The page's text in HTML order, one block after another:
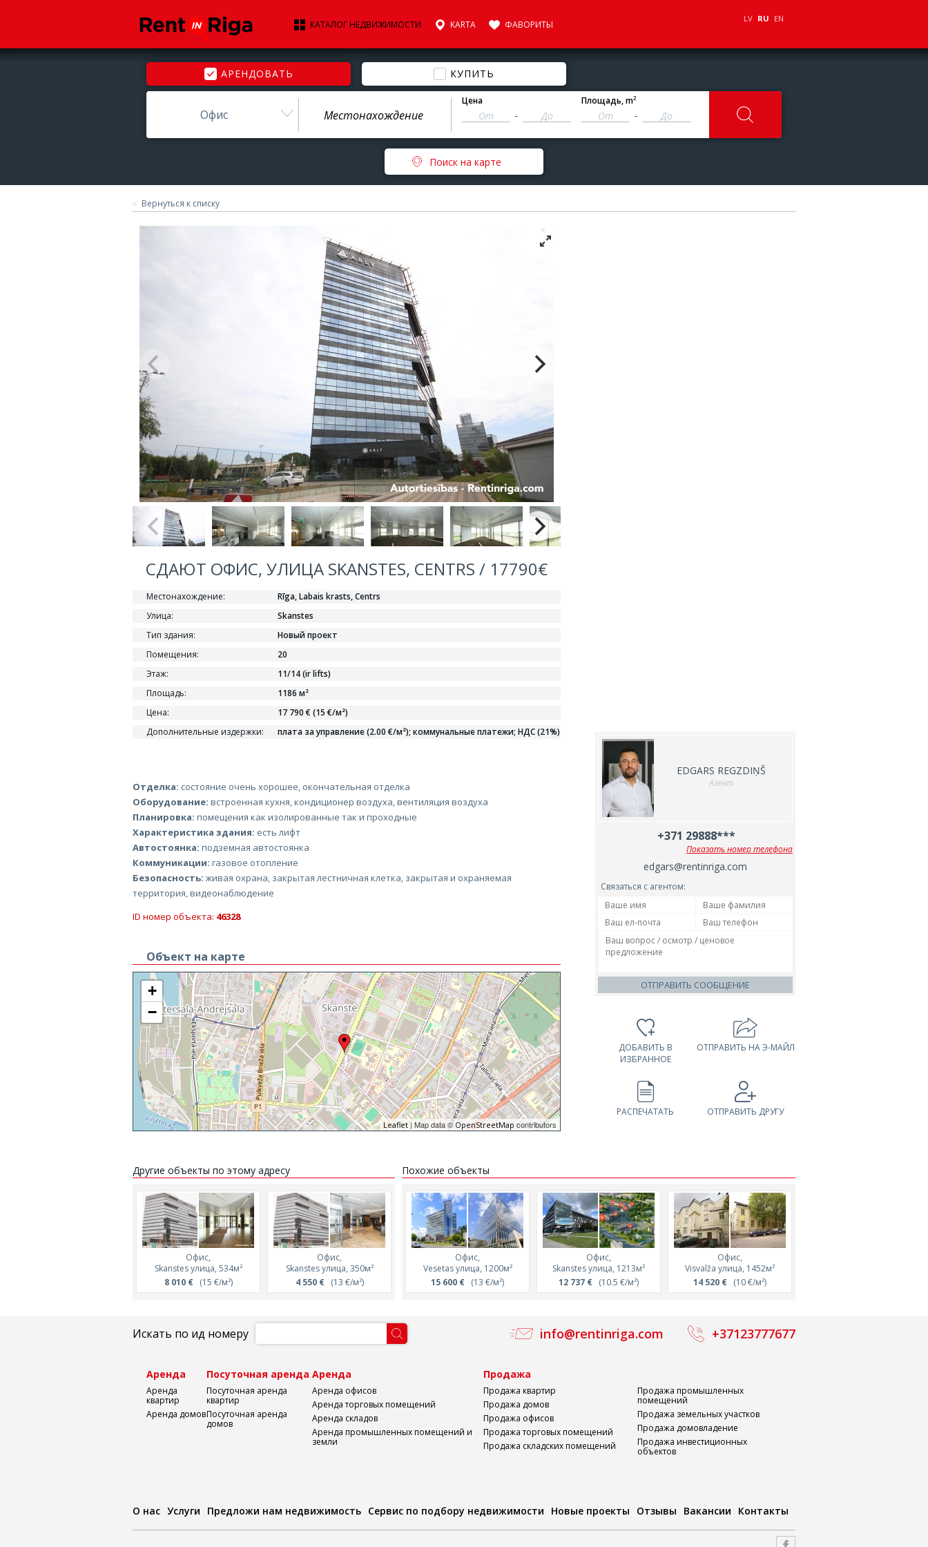
КАТАЛОГ НЕДВИЖИМОСТИ KARTA ФАВОРИТЫ
LV RU EN
АРЕНДОВАТЬ КУПИТЬ
Офис
Цена
-
Площадь, m2
-
Поиск на карте
Вернуться к списку
СДАЮТ ОФИС, УЛИЦА SKANSTES, CENTRS / 17790€
Местонахождение:
Rīga, Labais krasts, Centrs
Улица:
Skanstes
Тип здания:
Новый проект
Помещения:
20
Этаж:
11/14 (ir lifts)
Площадь:
1186 м²
Цена:
17 790 € (15 €/м²)
Дополнительные издержки:
плата за управление (2.00 €/м²); коммунальные платежи; НДС (21%)
Отделка: состояние очень хорошее, окончательная отделка
Оборудование: встроенная кухня, кондиционер воздуха, вентиляция воздуха
Планировка: помещения как изолированные так и проходные
Характеристика здания: есть лифт
Автостоянка: подземная автостоянка
Коммуникации: газовое отопление
Безопасность: живая охрана, закрытая лестничная клетка, закрытая и охраняемая
территория, видеонаблюдение
ID номер объекта: 46328
Объект на карте
+
−
Leaflet| Map data ©OpenStreetMapcontributors
EDGARS REGZDIŅŠ
Агент
+371 29888***
Показать номер телефона
edgars@rentinriga.com
Связаться с агентом:
ОТПРАВИТЬ СООБЩЕНИЕ
ДОБАВИТЬ В
ИЗБРАННОЕ
ОТПРАВИТЬ НА Э-МАЙЛ
РАСПЕЧАТАТЬ ОТПРАВИТЬ ДРУГУ
Другие объекты по этому адресу
Офис,
Skanstes улица, 534м²
8 010 €(15 €/м²)
Офис,
Skanstes улица, 350м²
4 550 €(13 €/м²)
Похожие объекты
Офис,
Vesetas улица, 1200м²
15 600 € (13 €/м²)
Офис,
Skanstes улица, 1213м²
12 737 € (10.5 €/м²)
Офис,
Visvalža улица, 1452м²
14 520 € (10 €/м²)
Искать по ид номеру info@rentinriga.com +37123777677
Аренда
Аренда
квартир
Аренда домов
Посуточная аренда
Посуточная аренда
квартир
Посуточная аренда
домов
Аренда
Аренда офисов
Аренда торговых помещений
Аренда складов
Аренда промышленных помещений и
земли
Продажа
Продажа квартир
Продажа домов
Продажа офисов
Продажа торговых помещений
Продажа складских помещений
Продажа промышленных
помещений
Продажа земельных участков
Продажа домовладение
Продажа инвестиционных
объектов
О нас Услуги Предложи нам недвижимость Сервис по подбору недвижимости Новые проекты Отзывы Вакансии Контакты